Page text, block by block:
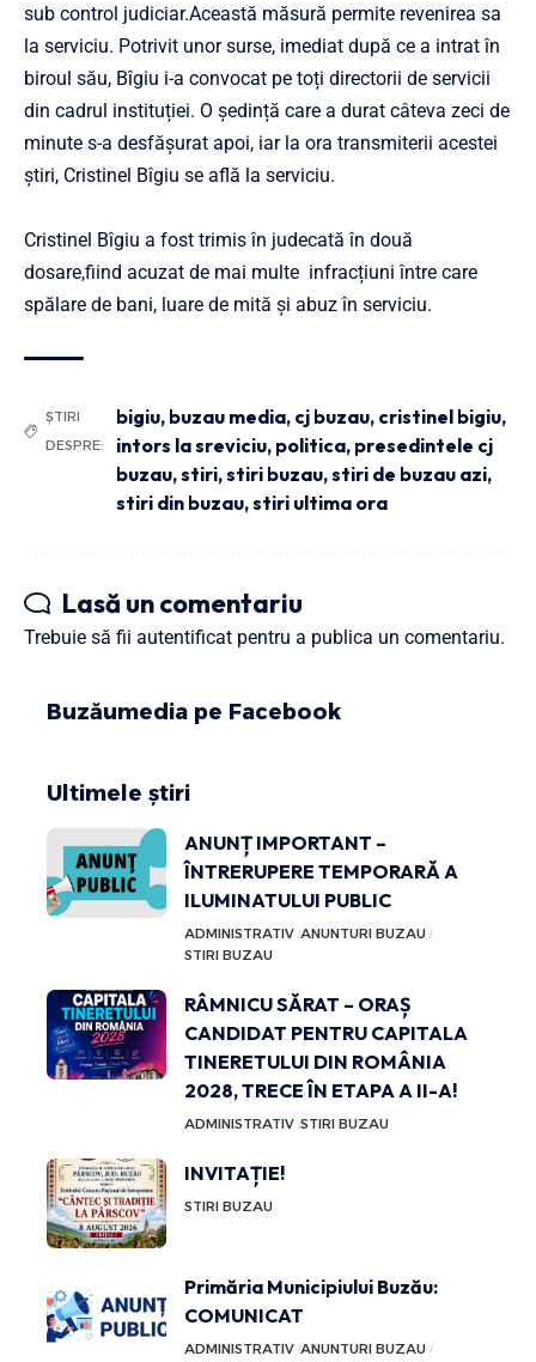
sub control judiciar.Această măsură permite revenirea sa
la serviciu. Potrivit unor surse, imediat după ce a intrat în
biroul său, Bîgiu i-a convocat pe toți directorii de servicii
din cadrul instituției. O ședință care a durat câteva zeci de
minute s-a desfășurat apoi, iar la ora transmiterii acestei
știri, Cristinel Bîgiu se află la serviciu.
Cristinel Bîgiu a fost trimis în judecată în două
dosare,fiind acuzat de mai multe infracțiuni între care
spălare de bani, luare de mită și abuz în serviciu.
ȘTIRI
DESPRE:
bigiu, buzau media, cj buzau, cristinel bigiu,
intors la sreviciu, politica, presedintele cj
buzau,stiri,stiri buzau,stiri de buzau azi,
stiri din buzau,stiri ultima ora
Lasă un comentariu
Trebuie să fii autentificat pentru a publica un comentariu.
Buzăumedia pe Facebook
Ultimele știri
ANUNȚ IMPORTANT –
ÎNTRERUPERE TEMPORARĂ A
ILUMINATULUI PUBLIC
ADMINISTRATIV ANUNTURI BUZAU
STIRI BUZAU
RÂMNICU SĂRAT – ORAȘ
CANDIDAT PENTRU CAPITALA
TINERETULUI DIN ROMÂNIA
2028, TRECE ÎN ETAPA A II-A!
ADMINISTRATIV STIRI BUZAU
INVITAȚIE!
STIRI BUZAU
Primăria Municipiului Buzău:
COMUNICAT
ADMINISTRATIV ANUNTURI BUZAU